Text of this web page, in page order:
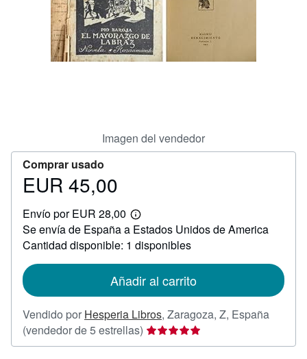
Comenzar a vender
CERRAR
Imagen del vendedor
Comprar usado
Precio
45,00
EUR 45,00
Envío por EUR 28,00
Más
información
sobre
las
envío
Se envía de España a Estados Unidos de America
Cantidad disponible: 1 disponibles
Añadir al carrito
Vendido por Hesperia Libros, Zaragoza, Z, España
(vendedor de 5 estrellas) Calificación
del